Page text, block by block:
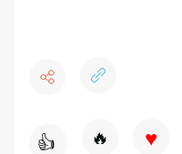
👍 🔥 ♥